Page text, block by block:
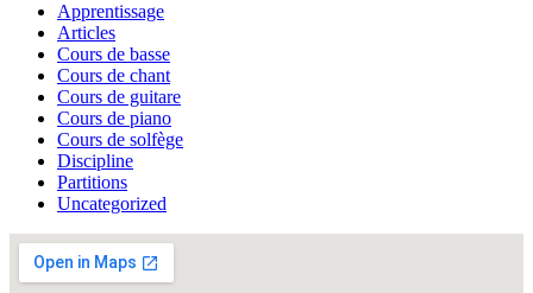
Apprentissage
Articles
Cours de basse
Cours de chant
Cours de guitare
Cours de piano
Cours de solfège
Discipline
Partitions
Uncategorized